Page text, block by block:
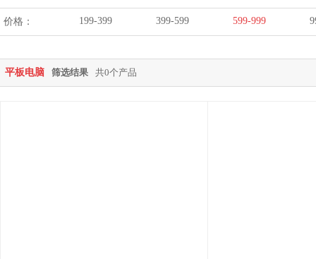
价格： 199-399 399-599 599-999
平板电脑 筛选结果 共0个产品